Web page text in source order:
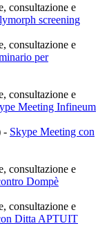
consultazione e
screening
consultazione e
per
consultazione e
Meeting Infineum
- Skype Meeting con
consultazione e
Dompè
consultazione e
Ditta APTUIT